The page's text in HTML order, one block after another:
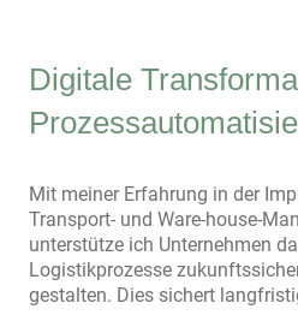
Digitale
Mit meiner Erfahrung in der
Transport- und Ware-house-
unterstütze ich Unternehmen
Logistikprozesse
gestalten. Dies sichert